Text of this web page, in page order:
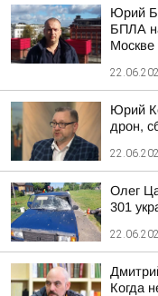
Юрий
БПЛА
Москве
Юрий
дрон,
Олег
301
Когда